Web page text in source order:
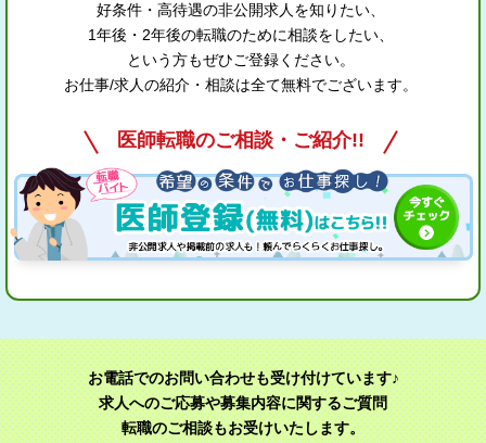
好条件・高待遇の非公開求人を知りたい、
1年後・2年後の転職のために相談をしたい、
という方もぜひご登録ください。
お仕事/求人の紹介・相談は全て無料でございます。
医師転職のご相談・ご紹介!!
お電話でのお問い合わせも受け付けています♪
求人へのご応募や募集内容に関するご質問
転職のご相談もお受けいたします。